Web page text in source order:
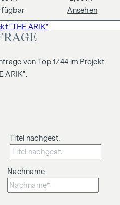
Ansehen
"THE ARIK"
von Top 1/44 im Projekt
ARIK".
Titel nachgest.
Nachname